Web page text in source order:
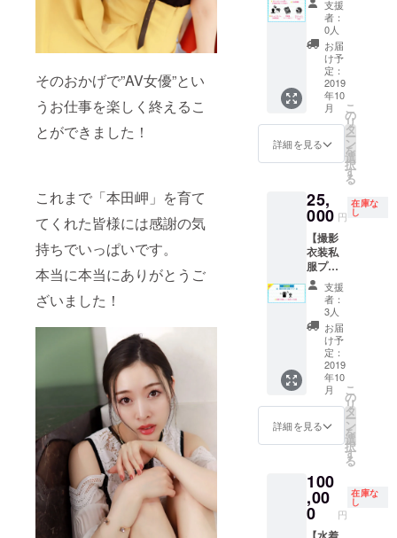
そのおかげで”AV女優”とい
うお仕事を楽しく終えるこ
とができました！
これまで「本田岬」を育て
てくれた皆様には感謝の気
持ちでいっぱいです。
本当に本当にありがとうご
ざいました！
序良俗
に反す
るな
ど、不
適切と
判断さ
れるも
のにつ
いては
お断り
す。 ※
都内某
所で
2019年
10月9日
(水)を予
定して
おりま
掲載 •団
体水着
撮影会
（60分)
※お渡し
会は
2019年
9月28日
(土)都内
某所に
て ※ク
レジッ
希望の
お名前
を備考
欄に記
載して
くださ
い。公
序良俗
に反す
るな
ど、不
適切と
判断さ
れるも
のにつ
いては
お断り
す。 ※
都内某
所で
2019年
（サイ
ン＋宛
名入
り） •ド
キュメ
ント
DVD •ク
レジッ
ト掲載 •
本田岬
が貴方
の街へ
をお届
け •記念
撮影 •雑
談(1時
間程
度） ※
スタッ
フが距
離を置
き同行
させて
いただ
きま
す。 ※
クレ
ジット
掲載希
に記載
してく
ださ
い。公
支援
者：
0人
お届
け予
定：
2019
年10
月
詳細を見る
こ
の
リ
タ
ー
ン
を
選
択
す
る
25,
000 円
在庫な
し
【撮影
衣装私
服プラ
ン】 •撮
影で衣
装とし
て使用
した私
服獲得
支援
者：
3人
お届
け予
定：
2019
年10
月
詳細を見る
こ
の
リ
タ
ー
ン
を
選
択
す
る
100
,00
0 円
在庫な
し